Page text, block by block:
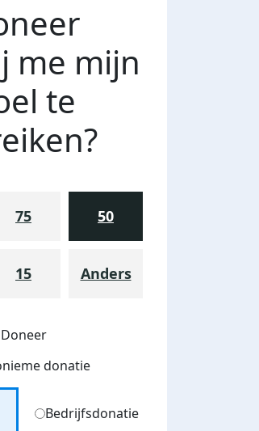
me mijn
te
75 50
15 Anders
Doneer
donatie
Bedrijfsdonatie